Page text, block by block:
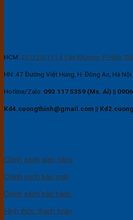
HCM: 237/29/11 Lê Văn Khương, P. Hiệp
HN: 47 Đường Việt Hùng, H. Đông An, Hà Nội
Hotline/Zalo: 093 117 5359 (Ms. Ái) ||
Kd4.cuongthinh@gmail.com ||
Chính sách giao hàng
Chính sách bảo mật
Chính sách bảo hành
Hình thức thanh toán